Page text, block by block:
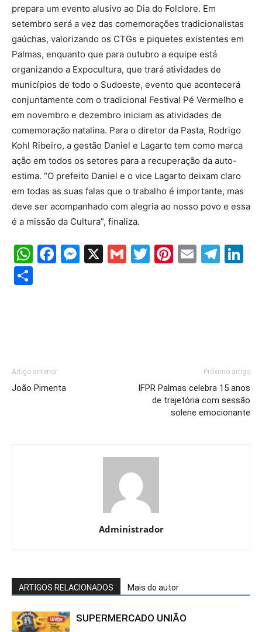
prepara um evento alusivo ao Dia do Folclore. Em
setembro será a vez das comemorações tradicionalistas
gaúchas, valorizando os CTGs e piquetes existentes em
Palmas, enquanto que para outubro a equipe está
organizando a Expocultura, que trará atividades de
municípios de todo o Sudoeste, evento que acontecerá
conjuntamente com o tradicional Festival Pé Vermelho e
em novembro e dezembro iniciam as atividades de
comemoração natalina. Para o diretor da Pasta, Rodrigo
Kohl Ribeiro, a gestão Daniel e Lagarto tem como marca
ação em todos os setores para a recuperação da auto-
estima. “O prefeito Daniel e o vice Lagarto deixam claro
em todas as suas falas que o trabalho é importante, mas
deve ser acompanhado com alegria ao nosso povo e essa
é a missão da Cultura”, finaliza.
WhatsApp
Facebook
Messenger
X GmailTwitter
Pinterest
Email
Artigo anterior
João Pimenta
Próximo artigo
IFPR Palmas celebra 15 anos
de trajetória com sessão
solene emocionante
Administrador
ARTIGOS RELACIONADOS Mais do autor
SUPERMERCADO UNIÃO